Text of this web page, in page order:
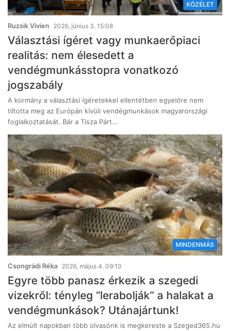
KÖZÉLET
Ruzsik Vivien 2026, június 3. 15:08
Választási ígéret vagy munkaerőpiaci
realitás: nem élesedett a
vendégmunkásstopra vonatkozó
jogszabály
A kormány a választási ígéretekkel ellentétben egyelőre nem
tiltotta meg az Európán kívüli vendégmunkások magyarországi
foglalkoztatását. Bár a Tisza Párt…
MINDENMÁS
Csongrádi Réka 2026, május 4. 09:10
Egyre több panasz érkezik a szegedi
vizekről: tényleg “lerabolják” a halakat a
vendégmunkások? Utánajártunk!
Az elmúlt napokban több olvasónk is megkereste a Szeged365.hu